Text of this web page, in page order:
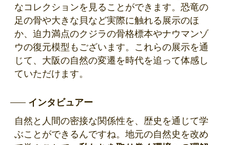
なコレクションを見ることができます。恐竜の
足の骨や大きな貝など実際に触れる展示のほ
か、迫力満点のクジラの骨格標本やナウマンゾ
ウの復元模型もございます。これらの展示を通
じて、大阪の自然の変遷を時代を追って体感し
ていただけます。
インタビュアー
自然と人間の密接な関係性を、歴史を通じて学
ぶことができるんですね。地元の自然史を改め